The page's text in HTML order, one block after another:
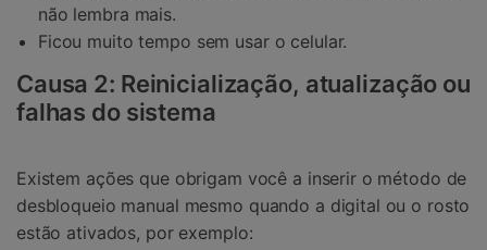
não lembra mais.
Ficou muito tempo sem usar o celular.
Causa 2: Reinicialização, atualização ou
falhas do sistema
Existem ações que obrigam você a inserir o método de
desbloqueio manual mesmo quando a digital ou o rosto
estão ativados, por exemplo: